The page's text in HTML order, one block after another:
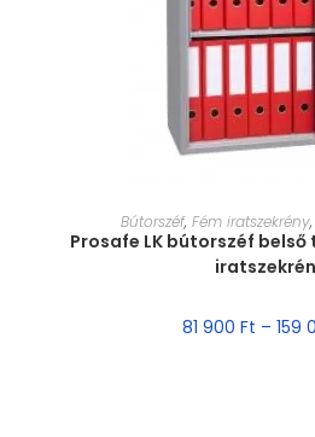
MÉRET
Bútorszéf, Fém iratszekrény,
Prosafe LK bútorszéf
81 900 Ft – 159